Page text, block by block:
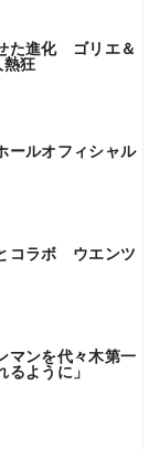
た進化 ゴリエ＆
熱狂
ールオフィシャル
コラボ ウエンツ
マンを代々木第一
ように」